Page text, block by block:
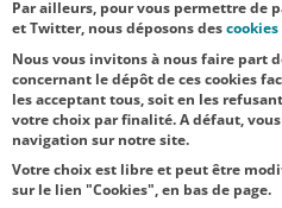
Par ailleurs, pour vous permettre de
et Twitter, nous déposons descookies
Nous vous invitons à nous faire part
concernant le dépôt de ces cookies
les acceptant tous, soit en les
votre choix par finalité. A défaut,
navigation sur notre site.
Votre choix est libre et peut être
sur le lien "Cookies", en bas de page.